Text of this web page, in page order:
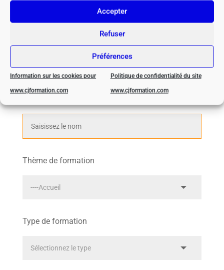
Accepter
Refuser
Préférences
Information sur les cookies pour
www.cjformation.com
Politique de confidentialité du site
www.cjformation.com
Nouvelle recherche de formations
Affinez la recherche :
Thème de formation
Type de formation